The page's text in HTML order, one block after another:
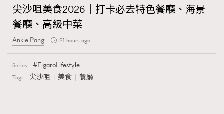
尖沙咀美食2026｜打卡必去特色餐廳、海景
餐廳、高級中菜
Ankie Pang 21 hours ago
Series: FigaroLifestyle
Tags: 尖沙咀 美食 餐廳